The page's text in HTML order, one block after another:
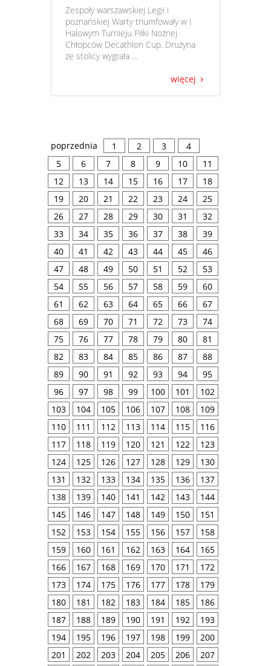
​ Zespoły warszawskiej Legii i
poznańskiej Warty triumfowały w I
Halowym Turnieju Piłki Nożnej
Chłopców Decathlon Cup. Drużyna
ze stolicy wygrała ...
więcej
poprzednia 1 2 3
4
5
6 7 8 9 10
11
12
13 14 15 16 17
18
19
20 21 22 23 24
25
26
27 28 29 30 31
32
33
34 35 36 37 38
39
40
41 42 43 44 45
46
47
48 49 50 51 52
53
54
55 56 57 58 59
60
61
62 63 64 65 66
67
68
69 70 71 72 73
74
75
76 77 78 79 80
81
82
83 84 85 86 87
88
89
90 91 92 93 94
95
96
97 98 99 100 101
102
103
104 105 106 107 108
109
110
111 112 113 114 115
116
117
118 119 120 121 122
123
124
125 126 127 128 129
130
131
132 133 134 135 136
137
138
139 140 141 142 143
144
145
146 147 148 149 150
151
152
153 154 155 156 157
158
159
160 161 162 163 164
165
166
167 168 169 170 171
172
173
174 175 176 177 178
179
180
181 182 183 184 185
186
187
188 189 190 191 192
193
194
195 196 197 198 199
200
201
202 203 204 205 206
207